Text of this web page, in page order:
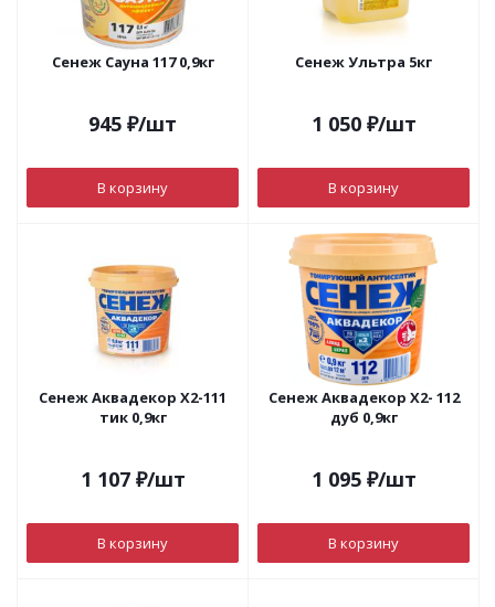
Сенеж Сауна 117 0,9кг
945 ₽/шт
В корзину
Сенеж Ультра 5кг
1 050₽/шт
В корзину
Сенеж Аквадекор Х2-111
тик 0,9кг
1 107₽/шт
В корзину
Сенеж Аквадекор Х2- 112
дуб 0,9кг
1 095₽/шт
В корзину